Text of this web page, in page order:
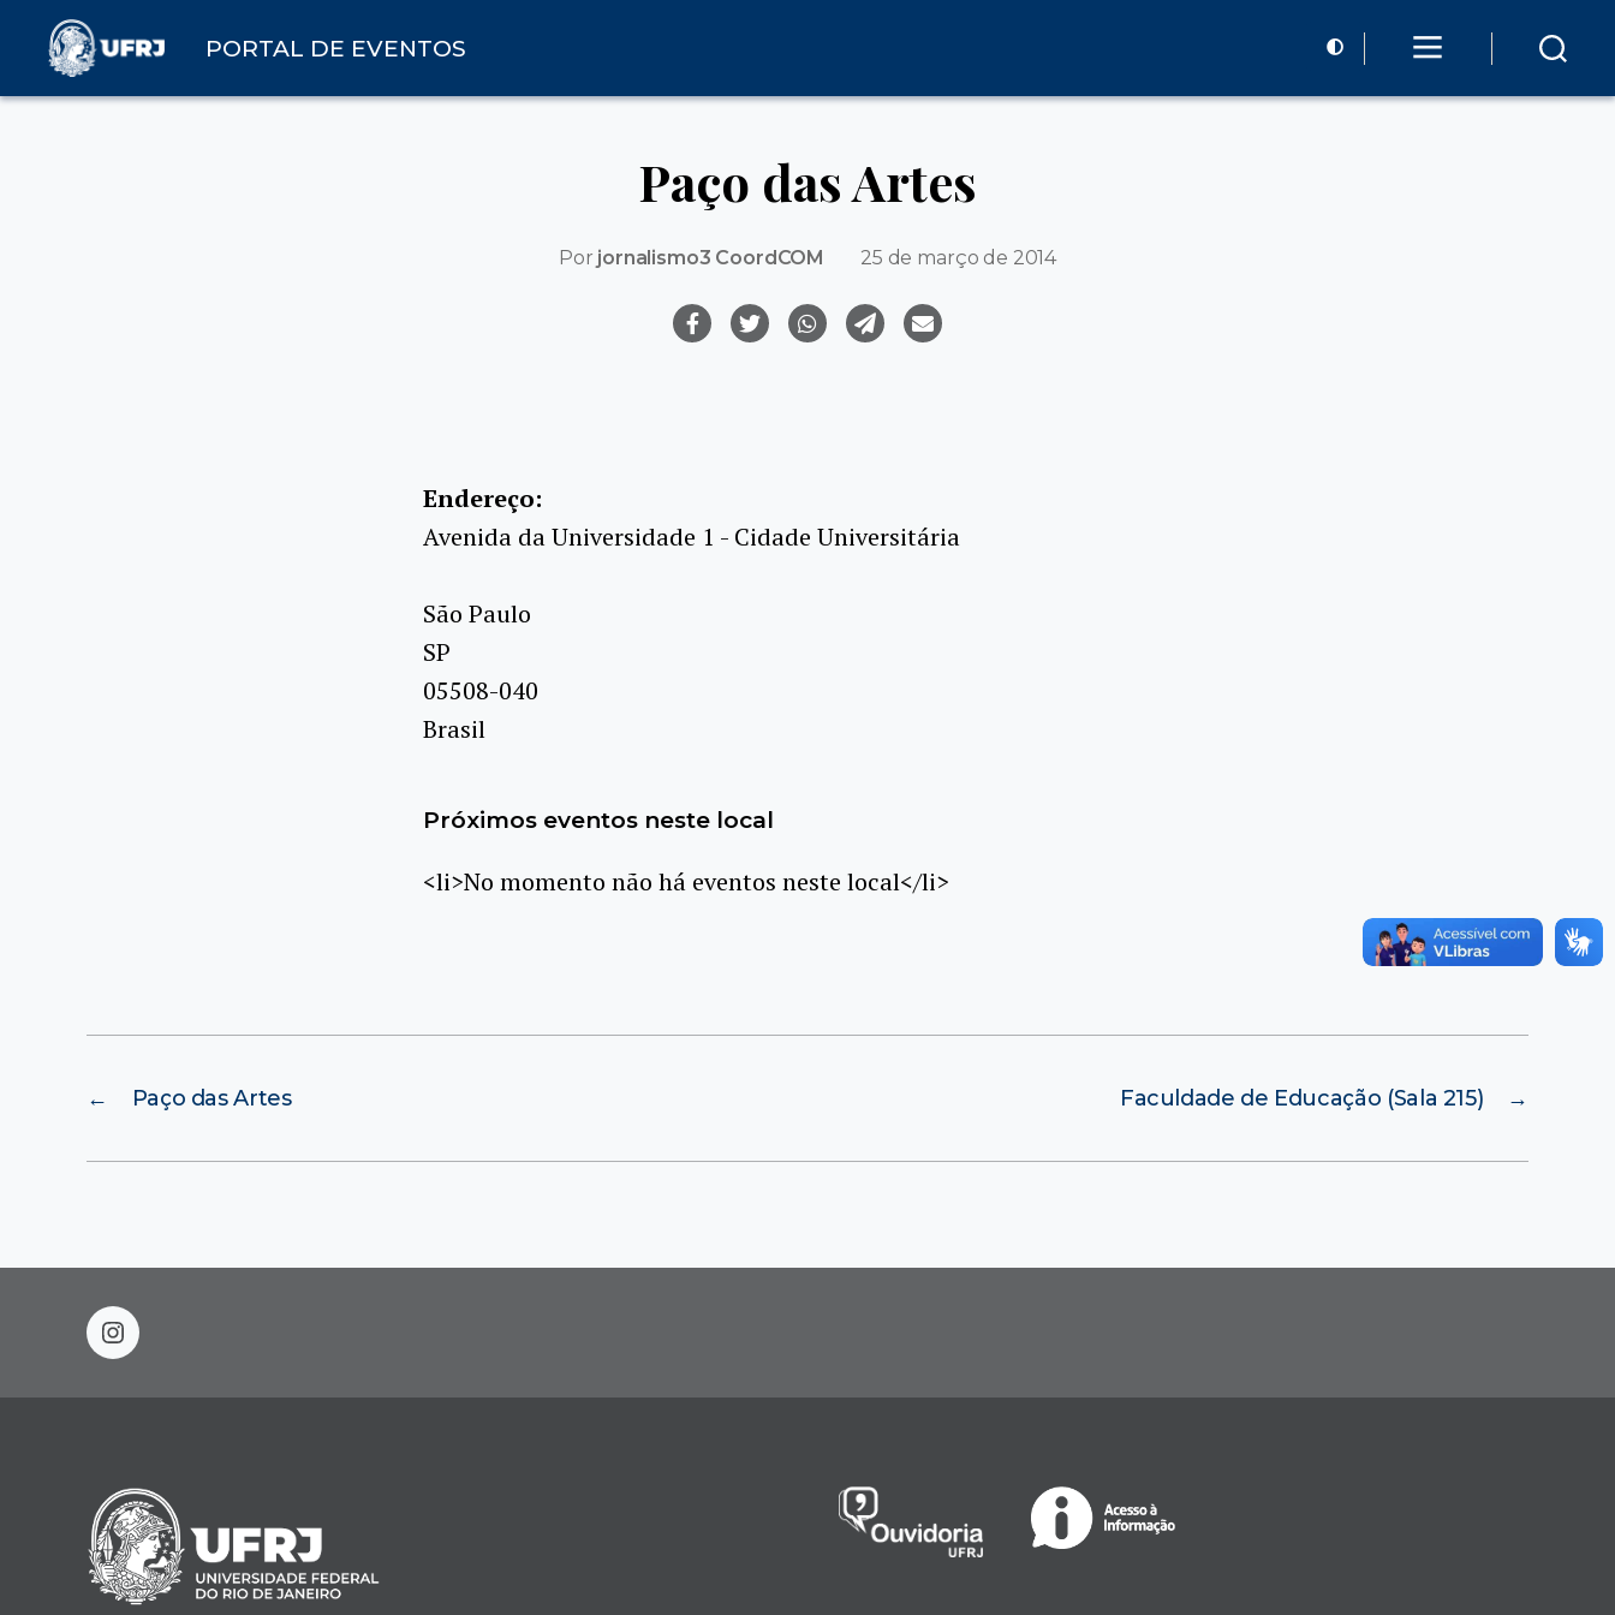
PORTAL DE EVENTOS
Paço das Artes
Por jornalismo3 CoordCOM 25 de março de 2014
Endereço:
Avenida da Universidade 1 - Cidade Universitária
São Paulo
SP
05508-040
Brasil
Próximos eventos neste local
<li>No momento não há eventos neste local</li>
← Paço das Artes →
Faculdade de Educação (Sala 215)
instagram